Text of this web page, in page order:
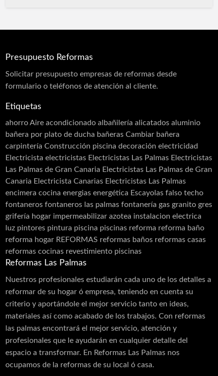
Presupuesto Reformas
Solicitar presupuestoempresas de reformas desde
formulario o teléfonos de atención al cliente.
Etiquetas
ahorro Aire acondicionado albañilería alicatados aluminio
bañera por plato de ducha bañeras Cambiar bañera
carpintería Construcción piscina decoración electricidad
Electricista electricistas Electricistas Las Palmas Electricistas
Las Palmas de Gran Canaria Electricistas Las Palmas de Gran
Canaria Electricista Canarias Electricistas Las Palmas
encimera cocina energias energética Escayolas falso techo
fontaneros fontaneros las palmas fontanería gas granito gres
grifería hogar impermeabilizar azotea instalacion electrica
luz pintores pintura piscina piscinas reforma reforma baño
reforma hogar REFORMAS reformas baños reformas casas
reformas cocinas revestimiento piscinas
Reformas Las Palmas
Nuestros profesionales estudiarán cada uno de los detalles a
reformar de su hogar ó empresa, teniendo en cuenta su
criterio y aportándole el mejor servicio tanto en ideas,
materiales así como acabado de los trabajos. Con reformas
las palmas encontrará el mejor servicio, atención y
profesionales que le ayudarán en cualquier detalle del
espacio a transformar. En Reformas Las Palmas nos
ocupamos de la reformas de su local ó casa.